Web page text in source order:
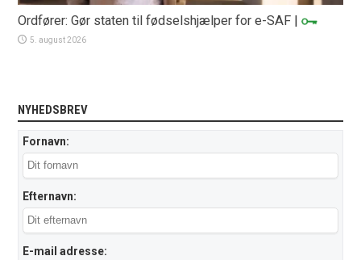
Ordfører: Gør staten til fødselshjælper for e-SAF |
5. august 2026
NYHEDSBREV
Fornavn:
Efternavn:
E-mail adresse: